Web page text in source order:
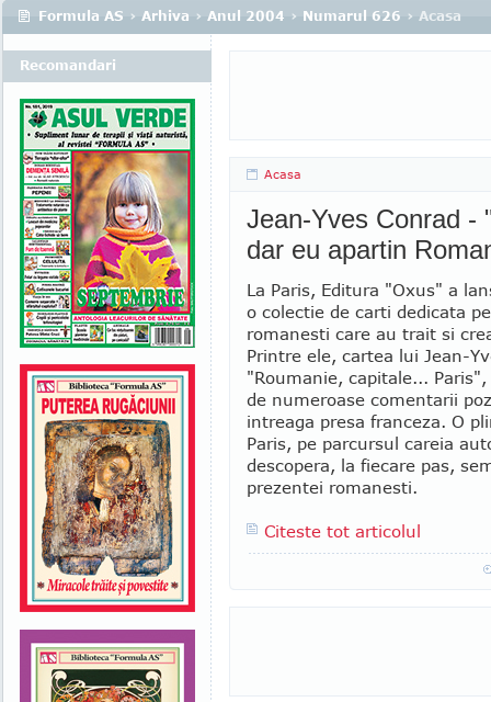
Formula AS › Arhiva › Anul 2004 › Numarul 626 › Acasa
Acasa
Jean-Yves Conrad -
dar eu apartin
La Paris, Editura "Oxus" a
o colectie de carti dedicata
romanesti care au trait si
Printre ele, cartea lui Jean-
"Roumanie, capitale...
de numeroase comentarii
intreaga presa franceza. O
Paris, pe parcursul careia
descopera, la fiecare pas,
prezentei romanesti.
Citeste tot articolul
Recomandari